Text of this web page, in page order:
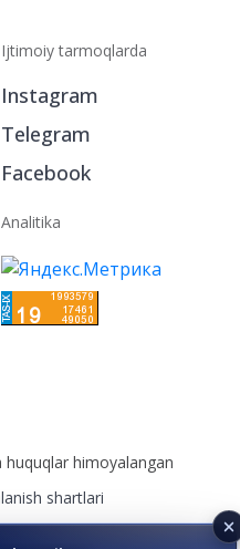
Ijtimoiy tarmoqlarda
Instagram
Telegram
Facebook
Analitika
himoyalangan
shartlari